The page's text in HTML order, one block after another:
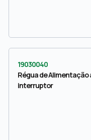
19030040
Régua de Alimentação
interruptor